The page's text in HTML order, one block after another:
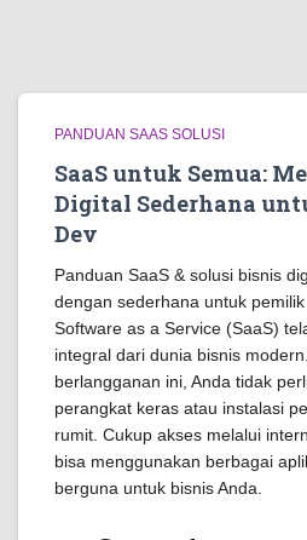
PANDUAN SAAS SOLUSI
SaaS untuk Semua:
Digital Sederhana
Dev
Panduan SaaS & solusi bisnis
dengan sederhana untuk
Software as a Service (SaaS)
integral dari dunia bisnis
berlangganan ini, Anda tidak
perangkat keras atau instalasi
rumit. Cukup akses melalui
bisa menggunakan berbagai
berguna untuk bisnis Anda.